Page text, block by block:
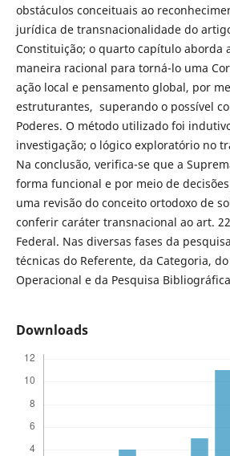
obstáculos conceituais ao
jurídica de transnacionalidade do
Constituição; o quarto capítulo aborda
maneira racional para torná-lo uma
ação local e pensamento global, por
estruturantes, superando o possível
Poderes. O método utilizado foi
investigação; o lógico exploratório no
Na conclusão, verifica-se que a
forma funcional e por meio de
uma revisão do conceito ortodoxo de
conferir caráter transnacional ao art.
Federal. Nas diversas fases da
técnicas do Referente, da Categoria,
Operacional e da Pesquisa
Downloads